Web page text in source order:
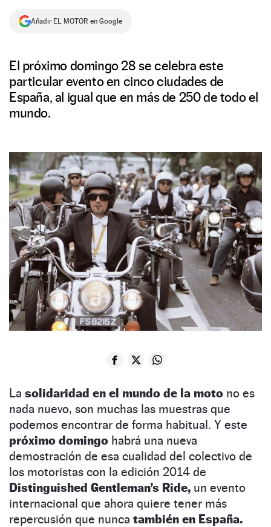
NEWSLETTER
Añadir EL MOTOR en Google
El próximo domingo 28 se celebra este
particular evento en cinco ciudades de
España, al igual que en más de 250 de todo el
mundo.
La solidaridad en el mundo de la moto no es
nada nuevo, son muchas las muestras que
podemos encontrar de forma habitual. Y este
próximo domingo habrá una nueva
demostración de esa cualidad del colectivo de
los motoristas con la edición 2014 de
Distinguished Gentleman’s Ride, un evento
internacional que ahora quiere tener más
repercusión que nunca también en España.